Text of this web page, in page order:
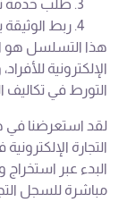
طلب خدمة
ربط
هذا التسلسل هو
الإلكترونية
التورط في تكاليف
لقد استعرضنا في
التجارة
البدء عبر
مباشرة للسجل